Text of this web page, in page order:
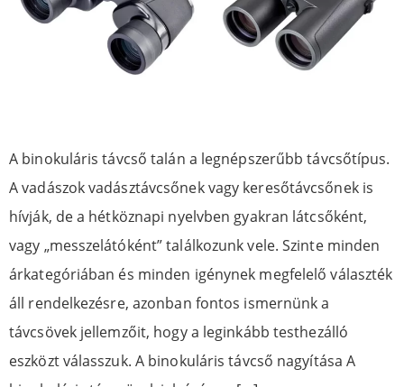
A binokuláris távcső talán a legnépszerűbb távcsőtípus.
A vadászok vadásztávcsőnek vagy keresőtávcsőnek is
hívják, de a hétköznapi nyelvben gyakran látcsőként,
vagy „messzelátóként” találkozunk vele. Szinte minden
árkategóriában és minden igénynek megfelelő választék
áll rendelkezésre, azonban fontos ismernünk a
távcsövek jellemzőit, hogy a leginkább testhezálló
eszközt válasszuk. A binokuláris távcső nagyítása A